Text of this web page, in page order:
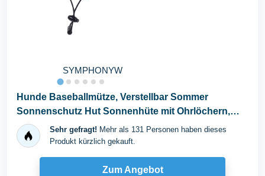
SYMPHONYW
Hunde Baseballmütze, Verstellbar Sommer
Sonnenschutz Hut Sonnenhüte mit Ohrlöchern,
Haustier...Sehr gefragt! Mehr als 131 Personen haben dieses
Produkt kürzlich gekauft.
Zum Angebot